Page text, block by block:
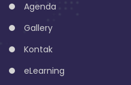
Agenda
Gallery
Kontak
eLearning